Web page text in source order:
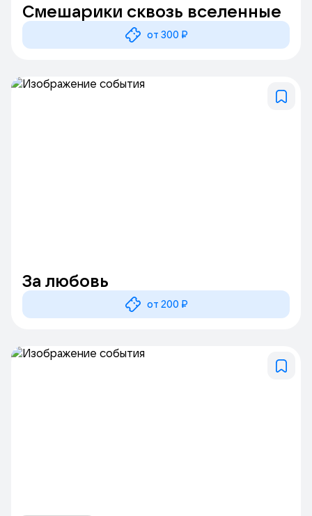
Смешарики сквозь вселенные
от 300 ₽
За любовь
от 200 ₽